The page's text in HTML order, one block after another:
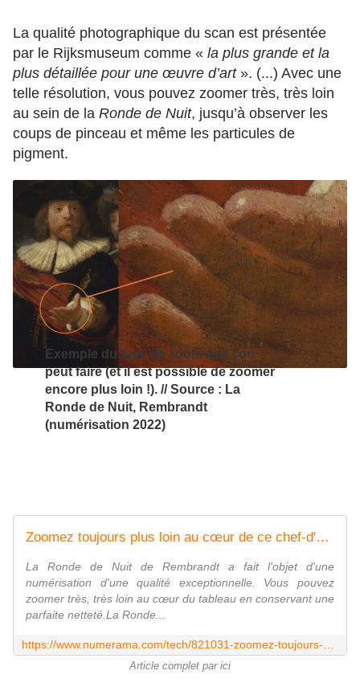
La qualité photographique du scan est présentée
par le Rijksmuseum comme « la plus grande et la
plus détaillée pour une œuvre d’art ». (...) Avec une
telle résolution, vous pouvez zoomer très, très loin
au sein de la Ronde de Nuit, jusqu’à observer les
coups de pinceau et même les particules de
pigment.
Exemple du type de zoom que l’on
peut faire (et il est possible de zoomer
encore plus loin !). // Source : La
Ronde de Nuit, Rembrandt
(numérisation 2022)
Zoomez toujours plus loin au cœur de ce chef-d'œuvre de Rembrandt
La Ronde de Nuit de Rembrandt a fait l'objet d'une
numérisation d'une qualité exceptionnelle. Vous pouvez
zoomer très, très loin au cœur du tableau en conservant une
parfaite netteté.La Ronde...
Article complet par ici